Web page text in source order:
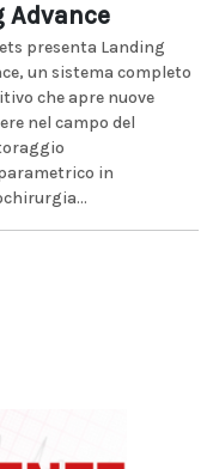
Advance
presenta Landing
un sistema completo
che apre nuove
nel campo del
in